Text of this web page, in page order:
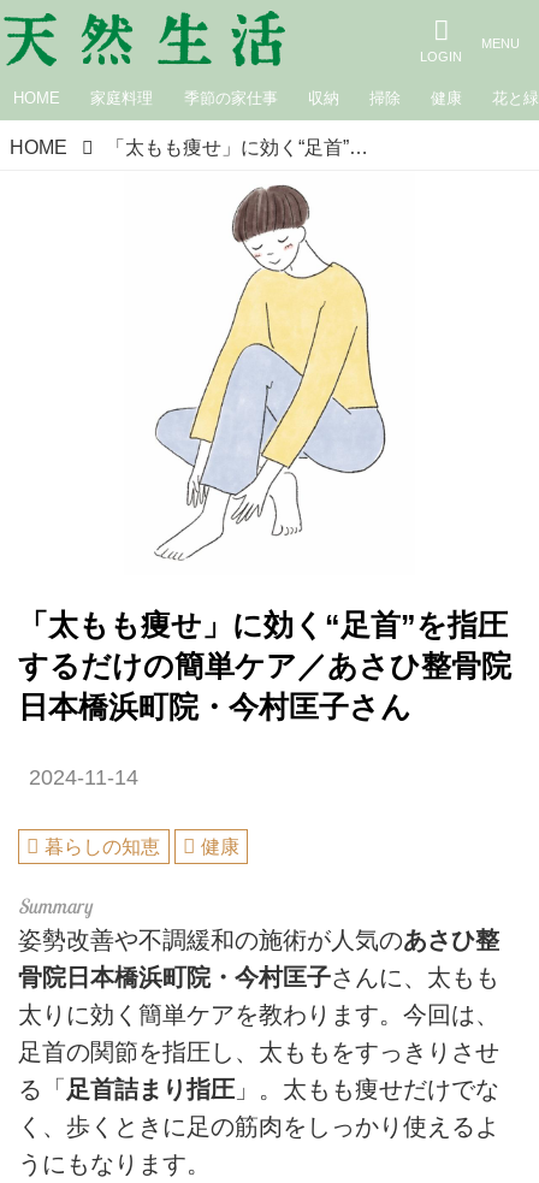
HOME 家庭料理 季節の家仕事 収納 掃除 健康 花と緑
HOME 「太もも痩せ」に効く“足首”を指圧するだけの簡単ケア／あさひ整骨院日本橋浜町院・今村匡子さん
「太もも痩せ」に効く“足首”を指圧
するだけの簡単ケア／あさひ整骨院
日本橋浜町院・今村匡子さん
2024-11-14
暮らしの知恵 健康
姿勢改善や不調緩和の施術が人気のあさひ整
骨院日本橋浜町院・今村匡子さんに、太もも
太りに効く簡単ケアを教わります。今回は、
足首の関節を指圧し、太ももをすっきりさせ
る「 足首詰まり指圧 」。太もも痩せだけでな
く、歩くときに足の筋肉をしっかり使えるよ
うにもなります。